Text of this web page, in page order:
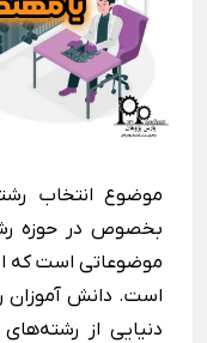
موضوع انتخاب
بخصوص در حوزه
موضوعاتی است که
است. دانش آموزان
دنیایی از